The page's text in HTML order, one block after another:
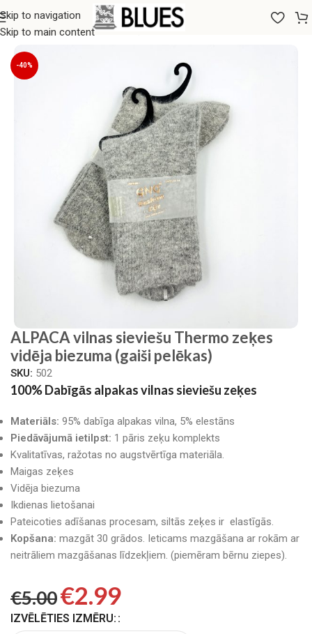
Skip to navigation
Skip to main content
Sākums/Zeķes/Sieviešu zeķes
-40%
ALPACA vilnas sieviešu Thermo zeķes
vidēja biezuma (gaiši pelēkas)
SKU: 502
100% Dabīgās alpakas vilnas sieviešu zeķes
Materiāls: 95% dabīga alpakas vilna, 5% elestāns
Piedāvājumā ietilpst: 1 pāris zeķu komplekts
Kvalitatīvas, ražotas no augstvērtīga materiāla.
Maigas zeķes
Vidēja biezuma
Ikdienas lietošanai
Pateicoties adīšanas procesam, siltās zeķes ir elastīgās.
Kopšana: mazgāt 30 grādos. Ieticams mazgāšana ar rokām ar
neitrāliem mazgāšanas līdzekļiem. (piemēram bērnu ziepes).
€5.00€2.99
IZVĒLĒTIES IZMĒRU: